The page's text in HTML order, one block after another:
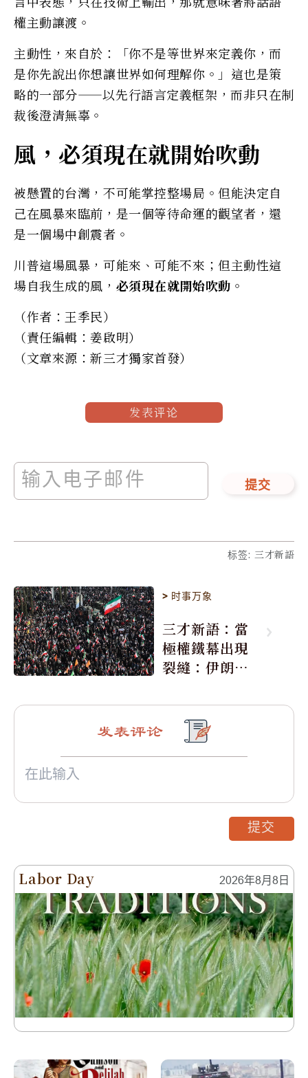
權主動讓渡。
主動性，來自於：「你不是等世界來定義你，而
是你先說出你想讓世界如何理解你。」這也是策
略的一部分——以先行語言定義框架，而非只在制
裁後澄清無辜。
風， 必須現在就開始吹動
被懸置的台灣，不可能掌控整場局。但能決定自
己在風暴來臨前，是一個等待命運的觀望者，還
是一個場中創震者。
川普這場風暴，可能來、可能不來；但主動性這
場自我生成的風， 必須現在就開始吹動 。
（作者：王季民）
（責任編輯：姜啟明）
（文章來源：新三才獨家首發）
发表评论
提交
标签: 三才新語
> 时事万象
三才新語：當
極權鐵幕出現
裂縫：伊朗的
Labor Day 2026年8月8日
发表评论
提交